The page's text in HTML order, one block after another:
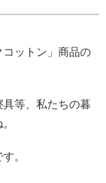
ットン」商品の
等、私たちの暮
。